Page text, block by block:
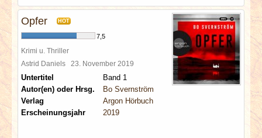
Opfer HOT
7,5
Krimi u. Thriller
Astrid Daniels 23. November 2019
Untertitel
Band 1
Autor(en) oder Hrsg.
Bo Svernström
Verlag
Argon Hörbuch
Erscheinungsjahr
2019